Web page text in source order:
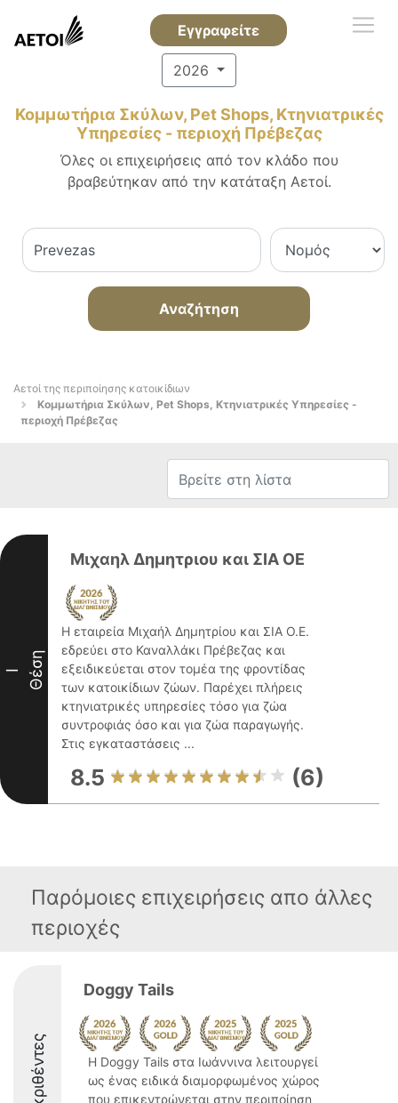
Εγγραφείτε
2026
Κομμωτήρια Σκύλων, Pet Shops, Κτηνιατρικές
Υπηρεσίες - περιοχή Πρέβεζας
Όλες οι επιχειρήσεις από τον κλάδο που
βραβεύτηκαν από την κατάταξη Αετοί.
Αναζήτηση
Αετοί της περιποίησης κατοικίδιων
Κομμωτήρια Σκύλων, Pet Shops, Κτηνιατρικές Υπηρεσίες -
περιοχή Πρέβεζας
I Θέση
Μιχαηλ Δημητριου και ΣΙΑ ΟΕ
Η εταιρεία Μιχαήλ Δημητρίου και ΣΙΑ Ο.Ε.
εδρεύει στο Καναλλάκι Πρέβεζας και
εξειδικεύεται στον τομέα της φροντίδας
των κατοικίδιων ζώων. Παρέχει πλήρεις
κτηνιατρικές υπηρεσίες τόσο για ζώα
συντροφιάς όσο και για ζώα παραγωγής.
Στις εγκαταστάσεις ...
8.5 (6)
Παρόμοιες επιχειρήσεις απο άλλες
περιοχές
Doggy Tails
Η Doggy Tails στα Ιωάννινα λειτουργεί
ως ένας ειδικά διαμορφωμένος χώρος
που επικεντρώνεται στην περιποίηση